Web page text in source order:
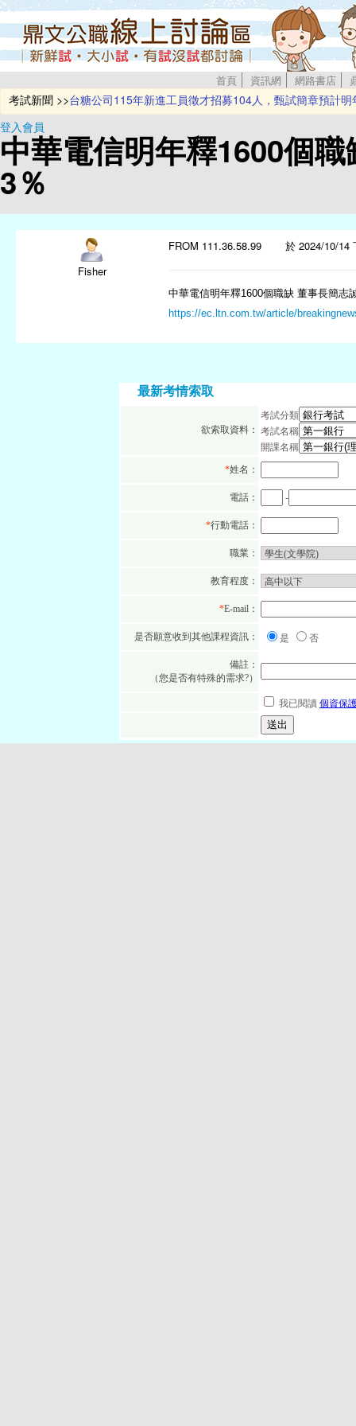
首頁 資訊網 網路書店
考試新聞 >>
台糖公司115年新進工員徵才招募104人，甄試簡章預計
新北環保局招募175位稽查員 歡迎熱血青年踴躍報考
115年地方特考及離島特考將於12月5日起舉行
台電2026僱員甄試招募700名新血 簡章預定12/24公告
登入會員
中華電信明年釋1600個
3％
Fisher
FROM 111.36.58.99 於 2024/10/14
中華電信明年釋1600個職缺 董事長簡志
https://ec.ltn.com.tw/article/